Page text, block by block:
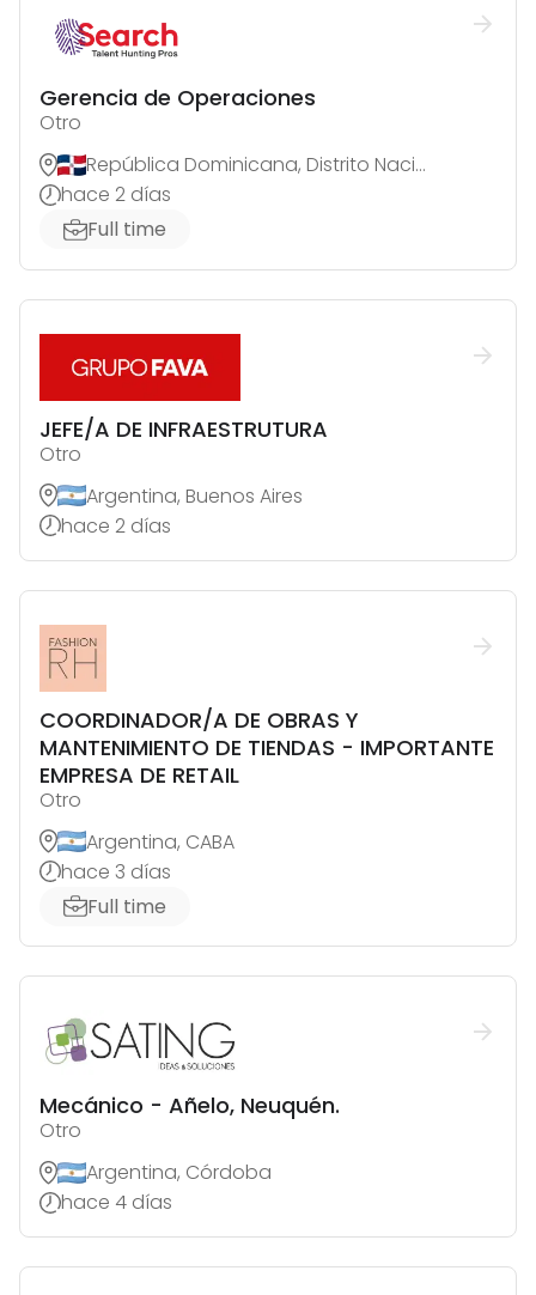
Gerencia de Operaciones
Otro
República Dominicana, Distrito Nacional
hace 2 días
Full time
JEFE/A DE INFRAESTRUTURA
Otro
Argentina, Buenos Aires
hace 2 días
COORDINADOR/A DE OBRAS Y
MANTENIMIENTO DE TIENDAS - IMPORTANTE
EMPRESA DE RETAIL
Otro
Argentina, CABA
hace 3 días
Full time
Mecánico - Añelo, Neuquén.
Otro
Argentina, Córdoba
hace 4 días